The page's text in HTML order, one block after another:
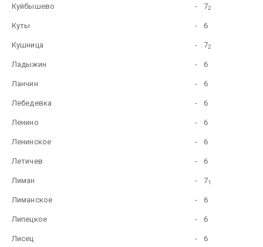
Куйбышево - 72
Куты - 6
Кушница - 72
Ладыжин - 6
Ланчин - 6
Лебедевка - 6
Ленино - 6
Ленинское - 6
Летичев - 6
Лиман - 71
Лиманское - 6
Липецкое - 6
Лисец - 6